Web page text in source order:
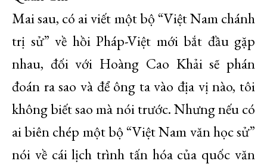
Mai sau, có ai viết một bộ “Việt Nam chánh
trị sử” về hồi Pháp-Việt mới bắt đầu gặp
nhau, đối với Hoàng Cao Khải sẽ phán
đoán ra sao và để ông ta vào địa vị nào, tôi
không biết sao mà nói trước. Nhưng nếu có
ai biên chép một bộ “Việt Nam văn học sử”
nói về cái lịch trình tấn hóa của quốc văn